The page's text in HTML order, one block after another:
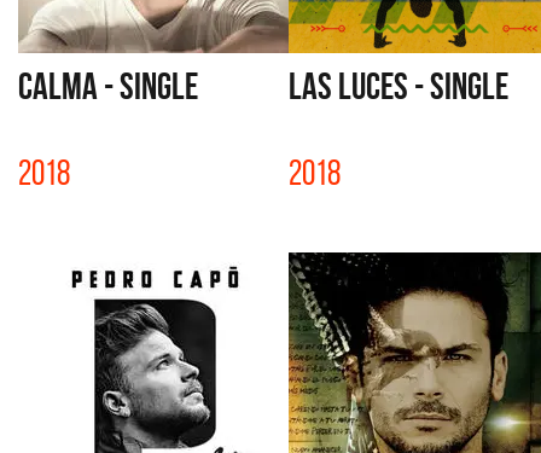
CALMA - SINGLE
2018
LAS LUCES - SINGLE
2018